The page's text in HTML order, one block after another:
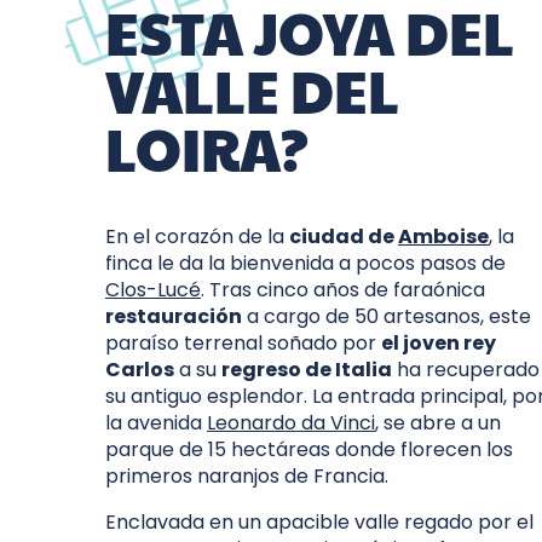
ESTA JOYA DEL
VALLE DEL
LOIRA?
En el corazón de la ciudad deAmboise, la
finca le da la bienvenida a pocos pasos de
Clos-Lucé. Tras cinco años de faraónica
restauración a cargo de 50 artesanos, este
paraíso terrenal soñado por el joven rey
Carlosa su regreso de Italia ha recuperado
su antiguo esplendor. La entrada principal,
la avenida Leonardo da Vinci, se abre a un
parque de 15 hectáreas donde florecen los
primeros naranjos de Francia.
Enclavada en un apacible valle regado por el